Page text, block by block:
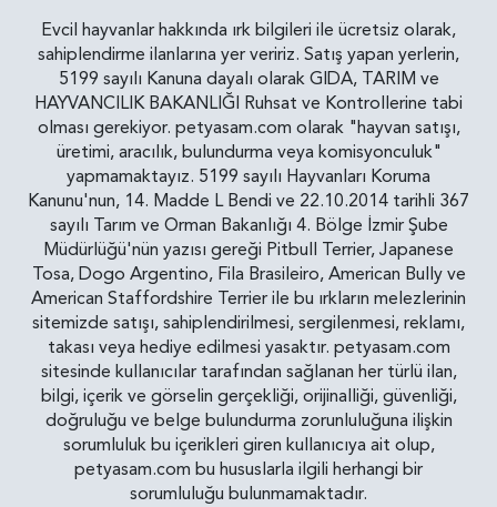
Evcil hayvanlar hakkında ırk bilgileri ile ücretsiz olarak,
sahiplendirme ilanlarına yer veririz. Satış yapan yerlerin,
5199 sayılı Kanuna dayalı olarak GIDA, TARIM ve
HAYVANCILIK BAKANLIĞI Ruhsat ve Kontrollerine tabi
olması gerekiyor. petyasam.com olarak "hayvan satışı,
üretimi, aracılık, bulundurma veya komisyonculuk"
yapmamaktayız. 5199 sayılı Hayvanları Koruma
Kanunu'nun, 14. Madde L Bendi ve 22.10.2014 tarihli 367
sayılı Tarım ve Orman Bakanlığı 4. Bölge İzmir Şube
Müdürlüğü'nün yazısı gereği Pitbull Terrier, Japanese
Tosa, Dogo Argentino, Fila Brasileiro, American Bully ve
American Staffordshire Terrier ile bu ırkların melezlerinin
sitemizde satışı, sahiplendirilmesi, sergilenmesi, reklamı,
takası veya hediye edilmesi yasaktır. petyasam.com
sitesinde kullanıcılar tarafından sağlanan her türlü ilan,
bilgi, içerik ve görselin gerçekliği, orijinalliği, güvenliği,
doğruluğu ve belge bulundurma zorunluluğuna ilişkin
sorumluluk bu içerikleri giren kullanıcıya ait olup,
petyasam.com bu hususlarla ilgili herhangi bir
sorumluluğu bulunmamaktadır.